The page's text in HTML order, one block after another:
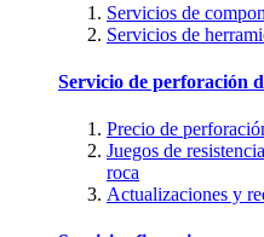
Servicios de
Servicios de
Servicio de perforación
Precio de
Juegos de
roca
Actualizaciones y